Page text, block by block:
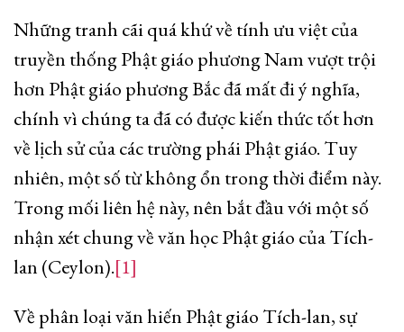
Những tranh cãi quá khứ về tính ưu việt của
truyền thống Phật giáo phương Nam vượt trội
hơn Phật giáo phương Bắc đã mất đi ý nghĩa,
chính vì chúng ta đã có được kiến thức tốt hơn
về lịch sử của các trường phái Phật giáo. Tuy
nhiên, một số từ không ổn trong thời điểm này.
Trong mối liên hệ này, nên bắt đầu với một số
nhận xét chung về văn học Phật giáo của Tích-
lan (Ceylon).[1]
Về phân loại văn hiến Phật giáo Tích-lan, sự